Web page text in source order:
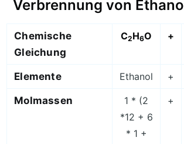
Verbrennung von Ethanol
Chemische
Gleichung
C2H6O +
Elemente Ethanol +
Molmassen
1 * (2
*12 + 6
* 1 +
+